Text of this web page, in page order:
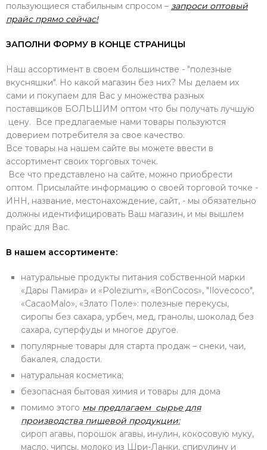
пользующиеся стабильным спросом – запроси оптовый
прайс прямо сейчас!
ЗАПОЛНИ ФОРМУ В КОНЦЕ СТРАНИЦЫ
Наш ассортимент в своем большинстве - "полезные
вкусняшки". Но какой магазин без них? Мы делаем их
сами и покупаем для Вас у множества разных
поставщиков БОЛЬШИМ оптом что бы получать лучшую
цену. Все предлагаемые нами товары пользуются
доверием потребителя за свое качество.
Все товары на нашем сайте вы можете ввести в
ассортимент своих торговых точек.
Все что представлено на сайте, можно приобрести
оптом. Присылайте информацию о своей торговой точке -
ИНН, название, местонахождение, сайт, - мы обязательно
должны идентифицировать Ваш магазин, и мы вышлем
прайс для Вас.
В нашем ассортименте:
натуральные продукты питания собственной марки
«Дары Памира» и «Polezium», «BonCocos», "Ilovecoco",
«CacaoMalo», «Злато Поле»: полезные перекусы,
сиропы без сахара, урбеч, мед, гранолы, шоколад без
сахара, суперфуды и многое другое.
популярные товары для старта продаж – снеки, чаи,
бакалея, сладости.
натуральная косметика;
безопасная бытовая химия и товары для дома
помимо этого мы предлагаем сырье для
производства пищевой продукции:
сироп агавы, порошок агавы, инулин, кокосовую муку,
масло, чипсы, молоко из Шри-Ланки, спирулину и